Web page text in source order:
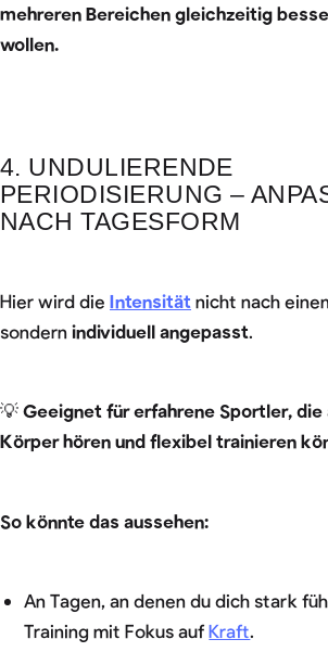
mehreren Bereichen gleichzeitig
wollen.
4. UNDULIERENDE
PERIODISIERUNG –
NACH TAGESFORM
Hier wird die Intensität nicht nach
sondern individuell angepasst.
💡 Geeignet für erfahrene Sportler, die
Körper hören und flexibel trainieren
So könnte das aussehen:
An Tagen, an denen du dich stark
Training mit Fokus aufKraft.